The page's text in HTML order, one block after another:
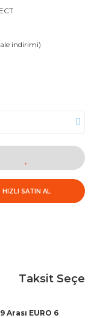
indirimi)
HIZLI SATIN AL
Taksit
EURO 6